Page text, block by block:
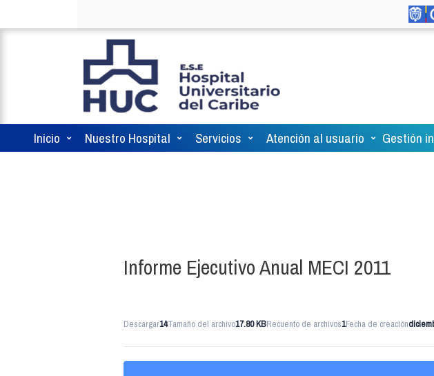
Inicio Nuestro Hospital Servicios Atención al usuario Gestión
Informe Ejecutivo Anual MECI 2011
Descargar14Tamaño del archivo17.80 KBRecuento de archivos1Fecha de creación